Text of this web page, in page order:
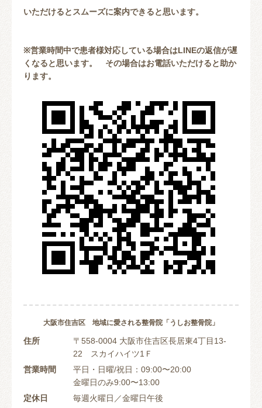
いただけるとスムーズに案内できると思います。
※営業時間中で患者様対応している場合はLINEの返信が遅
くなると思います。 その場合はお電話いただけると助か
ります。
大阪市住吉区 地域に愛される整骨院「うしお整骨院」
住所
〒558-0004 大阪市住吉区長居東4丁目13-
22 スカイハイツ1Ｆ
営業時間
平日・日曜/祝日：09:00〜20:00
金曜日のみ9:00〜13:00
定休日
毎週火曜日／金曜日午後